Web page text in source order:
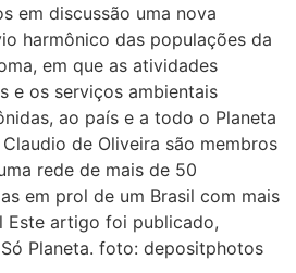
em discussão uma nova
harmônico das populações da
em que as atividades
e os serviços ambientais
ao país e a todo o Planeta
de Oliveira são membros
rede de mais de 50
em prol de um Brasil com mais
Este artigo foi publicado,
Planeta. foto: depositphotos